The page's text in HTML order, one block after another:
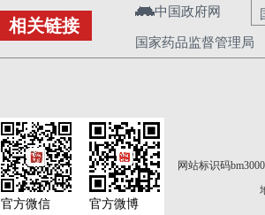
相关链接
中国政府网
国家药品监督管理局
网站标识码
官方微信 官方微博